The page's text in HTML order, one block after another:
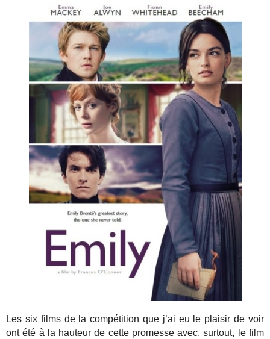
Les six films de la compétition que j’ai eu le plaisir de voir
ont été à la hauteur de cette promesse avec, surtout, le film